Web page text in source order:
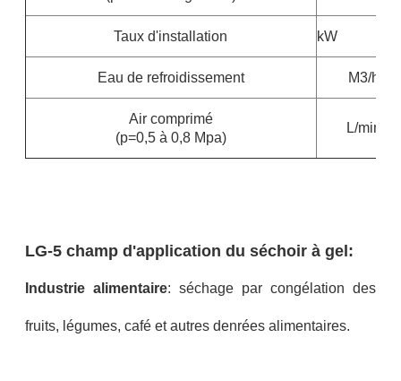
Taux d'installation kW
Eau de refroidissement M3/h
Air comprimé
(p=0,5 à 0,8 Mpa)
L/min
LG-5 champ d'application du séchoir à gel:
Industrie alimentaire: séchage par congélation des
fruits, légumes, café et autres denrées alimentaires.